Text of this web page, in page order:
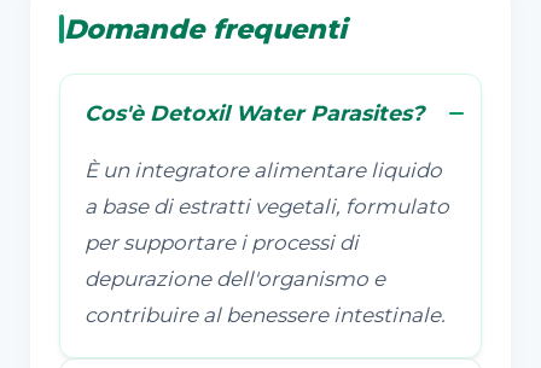
Domande frequenti
Cos'è Detoxil Water Parasites?
È un integratore alimentare liquido
a base di estratti vegetali, formulato
per supportare i processi di
depurazione dell'organismo e
contribuire al benessere intestinale.